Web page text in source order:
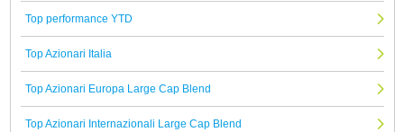
Top performance YTD
Top Azionari Italia
Top Azionari Europa Large Cap Blend
Top Azionari Internazionali Large Cap Blend